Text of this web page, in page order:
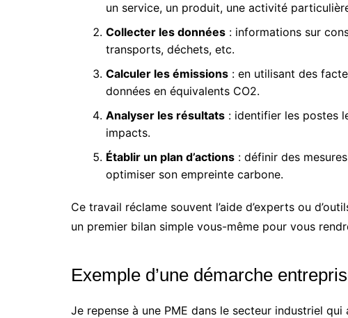
un service, un produit, une activité
Collecter les données : informations sur
transports, déchets, etc.
Calculer les émissions : en utilisant des
données en équivalents CO2.
Analyser les résultats : identifier les postes
impacts.
Établir un plan d’actions : définir des
optimiser son empreinte carbone.
Ce travail réclame souvent l’aide d’experts ou
un premier bilan simple vous-même pour vous
Exemple d’une démarche
Je repense à une PME dans le secteur industriel